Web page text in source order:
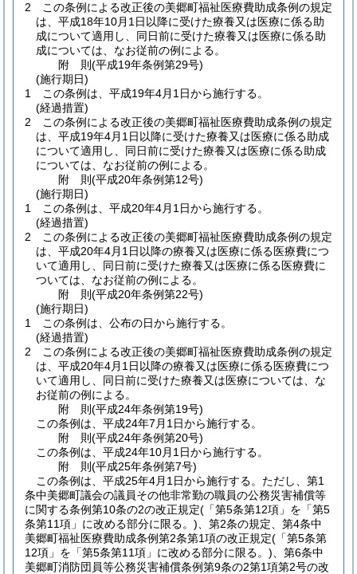
2
この条例による改正後の美郷町福祉医療費助成条例の規定
は、平成18年10月1日以降に受けた療養又は医療に係る助
成について適用し、同日前に受けた療養又は医療に係る助
成については、なお従前の例による。
附 則(平成19年条例第29号)
(施行期日)
1
この条例は、平成19年4月1日から施行する。
(経過措置)
2
この条例による改正後の美郷町福祉医療費助成条例の規定
は、平成19年4月1日以降に受けた療養又は医療に係る助成
について適用し、同日前に受けた療養又は医療に係る助成
については、なお従前の例による。
附 則(平成20年条例第12号)
(施行期日)
1
この条例は、平成20年4月1日から施行する。
(経過措置)
2
この条例による改正後の美郷町福祉医療費助成条例の規定
は、平成20年4月1日以降の療養又は医療に係る医療費につ
いて適用し、同日前に受けた療養又は医療に係る医療費に
ついては、なお従前の例による。
附 則(平成20年条例第22号)
(施行期日)
1
この条例は、公布の日から施行する。
(経過措置)
2
この条例による改正後の美郷町福祉医療費助成条例の規定
は、平成20年4月1日以降の療養又は医療に係る医療費につ
いて適用し、同日前に受けた療養又は医療については、な
お従前の例による。
附 則(平成24年条例第19号)
この条例は、平成24年7月1日から施行する。
附 則(平成24年条例第20号)
この条例は、平成24年10月1日から施行する。
附 則(平成25年条例第7号)
この条例は、平成25年4月1日から施行する。 ただし、第1
条中美郷町議会の議員その他非常勤の職員の公務災害補償等
に関する条例第10条の2の改正規定(「第5条第12項」を「第5
条第11項」に改める部分に限る。) 、第2条の規定、第4条中
美郷町福祉医療費助成条例第2条第1項の改正規定(「第5条第
12項」を「第5条第11項」に改める部分に限る。) 、第6条中
美郷町消防団員等公務災害補償条例第9条の2第1項第2号の改